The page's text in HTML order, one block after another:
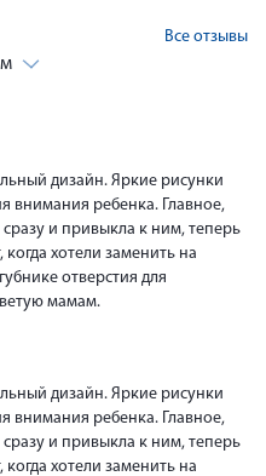
Все отзывы
дизайн. Яркие рисунки
внимания ребенка. Главное,
сразу и привыкла к ним, теперь
когда хотели заменить на
отверстия для
мамам.
дизайн. Яркие рисунки
внимания ребенка. Главное,
сразу и привыкла к ним, теперь
когда хотели заменить на